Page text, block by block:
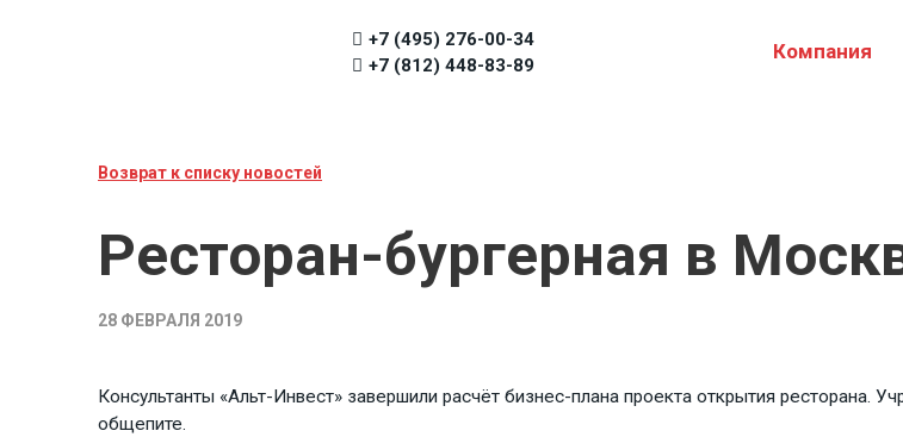
+7 (495) 276-00-34
+7 (812) 448-83-89
Компания
Возврат к списку новостей
Ресторан-бургерная в
28 ФЕВРАЛЯ 2019
Консультанты «Альт-Инвест» завершили расчёт бизнес-плана проекта открытия ресторана.
общепите.